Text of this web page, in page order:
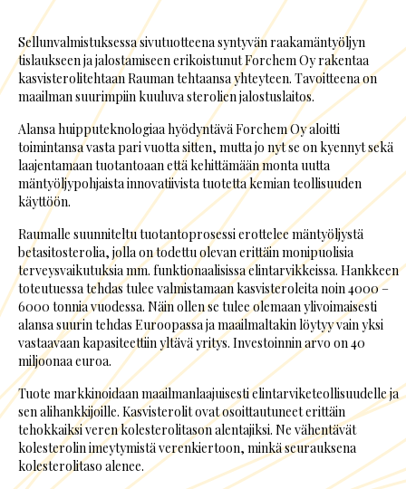
Sellunvalmistuksessa sivutuotteena syntyvän raakamäntyöljyn
tislaukseen ja jalostamiseen erikoistunut Forchem Oy rakentaa
kasvisterolitehtaan Rauman tehtaansa yhteyteen. Tavoitteena on
maailman suurimpiin kuuluva sterolien jalostuslaitos.
Alansa huipputeknologiaa hyödyntävä Forchem Oy aloitti
toimintansa vasta pari vuotta sitten, mutta jo nyt se on kyennyt sekä
laajentamaan tuotantoaan että kehittämään monta uutta
mäntyöljypohjaista innovatiivista tuotetta kemian teollisuuden
käyttöön.
Raumalle suunniteltu tuotantoprosessi erottelee mäntyöljystä
betasitosterolia, jolla on todettu olevan erittäin monipuolisia
terveysvaikutuksia mm. funktionaalisissa elintarvikkeissa. Hankkeen
toteutuessa tehdas tulee valmistamaan kasvisteroleita noin 4000 –
6000 tonnia vuodessa. Näin ollen se tulee olemaan ylivoimaisesti
alansa suurin tehdas Euroopassa ja maailmaltakin löytyy vain yksi
vastaavaan kapasiteettiin yltävä yritys. Investoinnin arvo on 40
miljoonaa euroa.
Tuote markkinoidaan maailmanlaajuisesti elintarviketeollisuudelle ja
sen alihankkijoille. Kasvisterolit ovat osoittautuneet erittäin
tehokkaiksi veren kolesterolitason alentajiksi. Ne vähentävät
kolesterolin imeytymistä verenkiertoon, minkä seurauksena
kolesterolitaso alenee.